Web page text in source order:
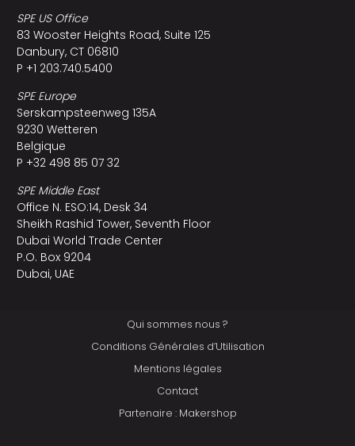
SPE US Office
83 Wooster Heights Road, Suite 125
Danbury, CT 06810
P +1 203.740.5400
SPE Europe
Serskampsteenweg 135A
9230 Wetteren
Belgique
P +32 498 85 07 32
SPE Middle East
Office N. ESO:14, Desk 34
Sheikh Rashid Tower, Seventh Floor
Dubai World Trade Center
P.O. Box 9204
Dubai, UAE
Qui sommes nous ?
Conditions Générales d’Utilisation
Mentions légales
Contact
Partenaire : Makershop